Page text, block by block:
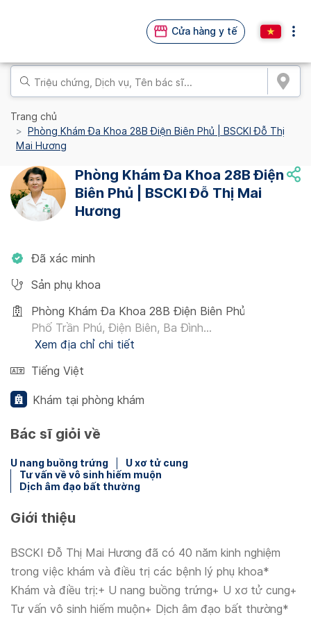
Cửa hàng y tế
Trang chủ
Phòng Khám Đa Khoa 28B Điện Biên Phủ | BSCKI Đỗ Thị
Mai Hương
Phòng Khám Đa Khoa 28B Điện
Biên Phủ | BSCKI Đỗ Thị Mai
Hương
Đã xác minh
Sản phụ khoa
Phòng Khám Đa Khoa 28B Điện Biên Phủ
Phố Trần Phú, Điện Biên, Ba Đình...
Xem địa chỉ chi tiết
Tiếng Việt
Khám tại phòng khám
Bác sĩ giỏi về
U nang buồng trứng
U xơ tử cung
Tư vấn về vô sinh hiếm muộn
Dịch âm đạo bất thường
Giới thiệu
BSCKI Đỗ Thị Mai Hương đã có 40 năm kinh nghiệm
trong việc khám và điều trị các bệnh lý phụ khoa*
Khám và điều trị:+ U nang buồng trứng+ U xơ tử cung+
Tư vấn vô sinh hiếm muộn+ Dịch âm đạo bất thường*